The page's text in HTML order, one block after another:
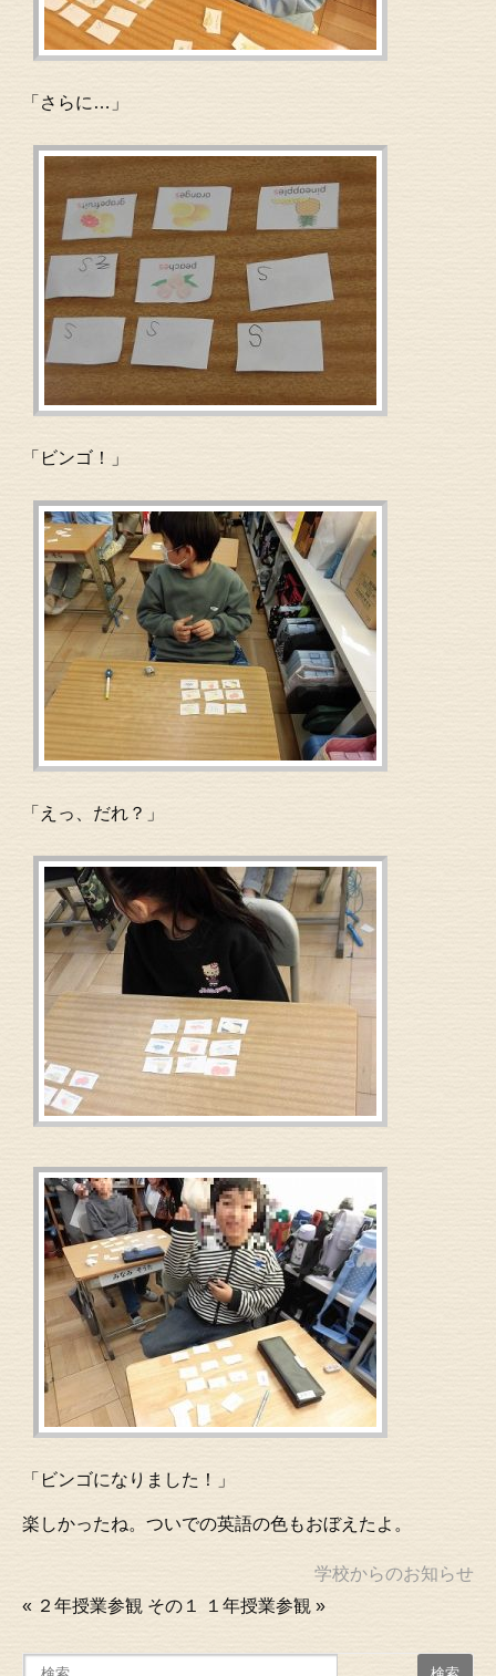
「さらに…」
「ビンゴ！」
「えっ、だれ？」
「ビンゴになりました！」
楽しかったね。ついでの英語の色もおぼえたよ。
学校からのお知らせ
« ２年授業参観 その１ １年授業参観 »